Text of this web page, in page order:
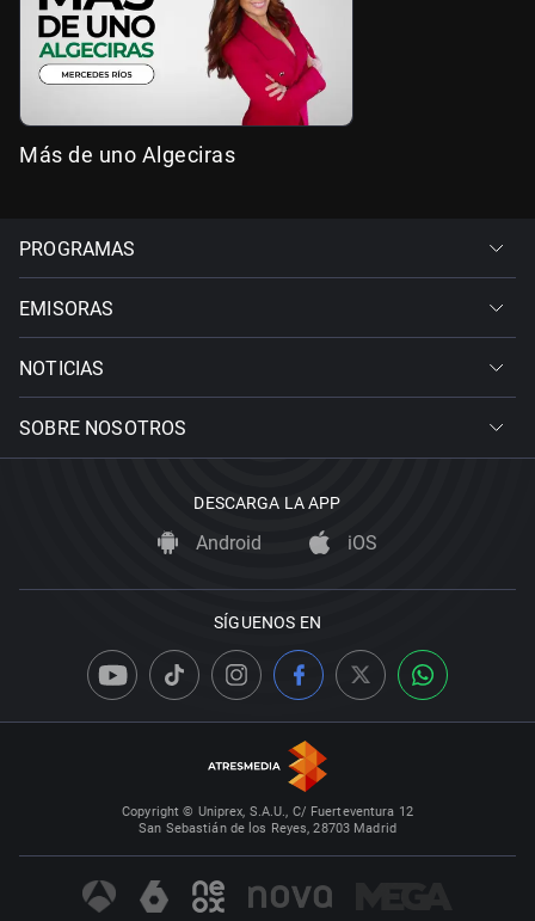
Más de uno Algeciras
PROGRAMAS
EMISORAS
NOTICIAS
SOBRE NOSOTROS
DESCARGA LA APP
Android iOS
SÍGUENOS EN
Copyright © Uniprex, S.A.U., C/ Fuerteventura 12
San Sebastián de los Reyes, 28703 Madrid